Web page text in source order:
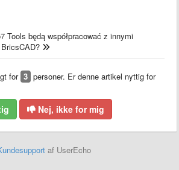
Tools będą współpracować z innymi
for 3 personer. Er denne artikel nyttig for
Nej, ikke for mig
af UserEcho